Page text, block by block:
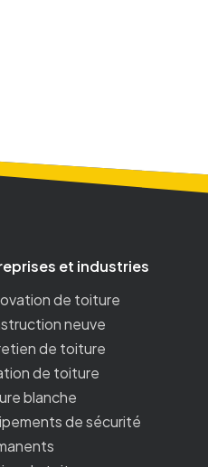
et industries
de toiture
neuve
de toiture
de toiture
blanche
de sécurité